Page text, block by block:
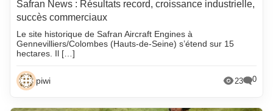
Safran News : Résultats record, croissance industrielle,
succès commerciaux
Le site historique de Safran Aircraft Engines à
Gennevilliers/Colombes (Hauts-de-Seine) s’étend sur 15
hectares. Il […]
piwi 23 0